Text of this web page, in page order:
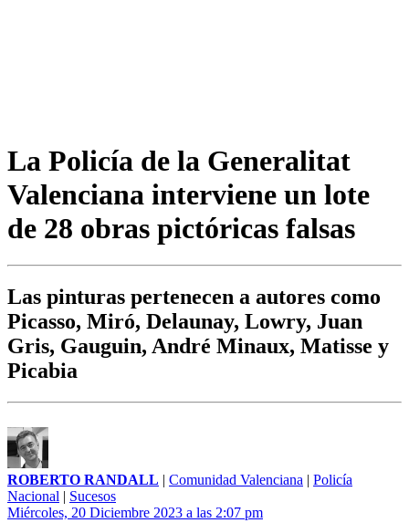
La Policía de la Generalitat
Valenciana interviene un lote
de 28 obras pictóricas falsas
Las pinturas pertenecen a autores como
Picasso, Miró, Delaunay, Lowry, Juan
Gris, Gauguin, André Minaux, Matisse y
Picabia
ROBERTO RANDALL | Comunidad Valenciana | Policía
Nacional | Sucesos
Miércoles, 20 Diciembre 2023 a las 2:07 pm